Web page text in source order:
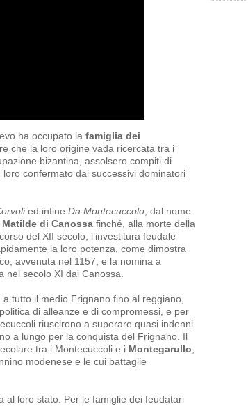
ha occupato la famiglia dei
che la loro origine vada ricercata tra i
bizantina, assolsero compiti di
confermato dai successivi dominatori
ed infine Da Montecuccolo, dal nome
Matilde di Canossa finché, alla morte della
del XII secolo, l’investitura feudale
la loro potenza, come dimostra
avvenuta nel 1157, e la nomina a
nel secolo XI dai Canossa.
tutto il medio Frignano fino al reggiano,
di alleanze e di compromessi, e per
riuscirono a superare quasi indenni
a lungo per la conquista del Frignano. Il
tra i Montecuccoli e i Montegarullo,
modenese e le cui battaglie
al loro stato. Per le famiglie dei feudatari